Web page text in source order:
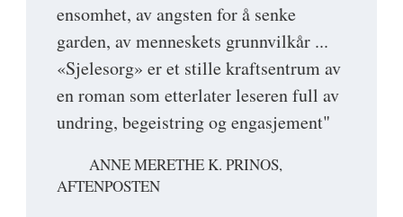
ensomhet, av angsten for å senke
garden, av menneskets grunnvilkår ...
«Sjelesorg» er et stille kraftsentrum av
en roman som etterlater leseren full av
undring, begeistring og engasjement"
ANNE MERETHE K. PRINOS,
AFTENPOSTEN